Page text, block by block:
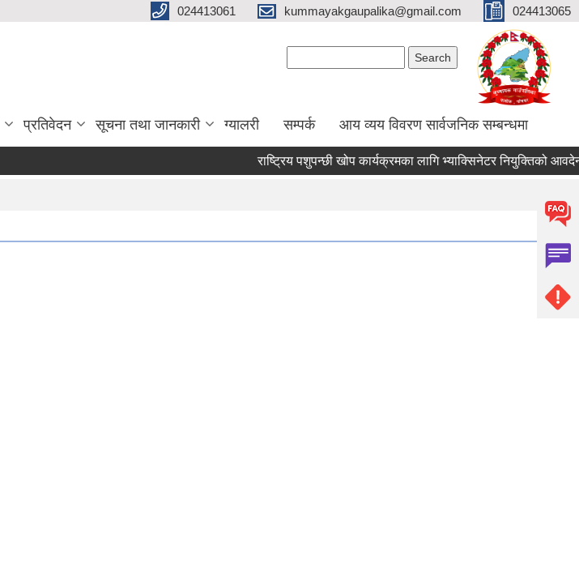
024413061 kummayakgaupalika@gmail.com 024413065
प्रतिवेदन सूचना तथा जानकारी ग्यालरी सम्पर्क आय व्यय विवरण सार्वजनिक सम्बन्धमा
राष्ट्रिय पशुपन्छी खोप कार्यक्रमका लागि भ्याक्सिनेटर नियुक्तिको आवदेन